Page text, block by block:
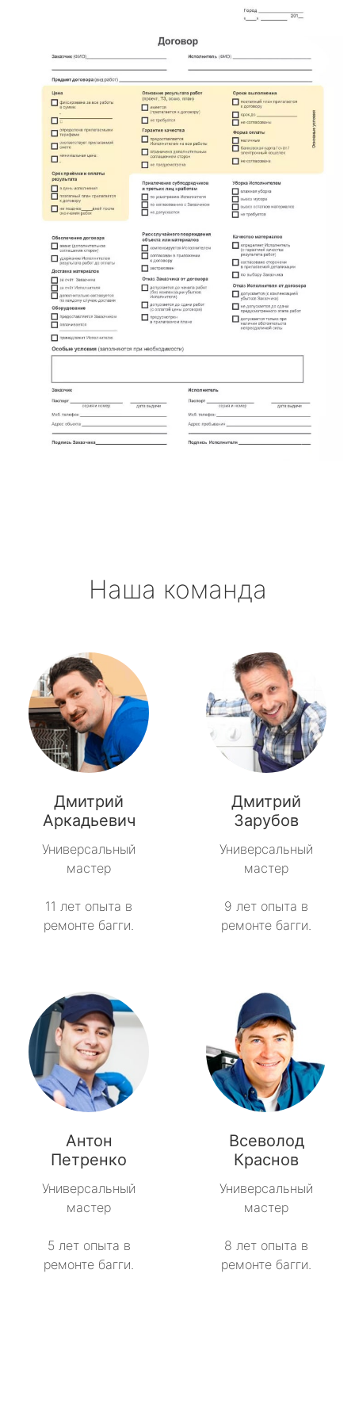
Наша команда
Дмитрий
Аркадьевич
Универсальный
мастер
11 лет опыта в
ремонте багги.
Дмитрий
Зарубов
Универсальный
мастер
9 лет опыта в
ремонте багги.
Антон
Петренко
Универсальный
мастер
5 лет опыта в
ремонте багги.
Всеволод
Краснов
Универсальный
мастер
8 лет опыта в
ремонте багги.